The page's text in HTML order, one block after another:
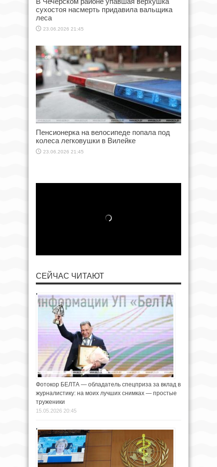
сухостоя насмерть придавила вальщика
леса
23.06.2026 21:45
Пенсионерка на велосипеде попала под
колеса легковушки в Вилейке
23.06.2026 21:45
СЕЙЧАС ЧИТАЮТ
Фотокор БЕЛТА — обладатель спецприза за вклад в
журналистику: на моих лучших снимках — простые
труженики
15.05.2026 20:45